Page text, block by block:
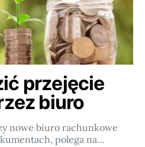
przejęcie
biuro
nowe biuro rachunkowe
polega na…